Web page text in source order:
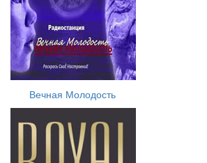
Вечная Молодость